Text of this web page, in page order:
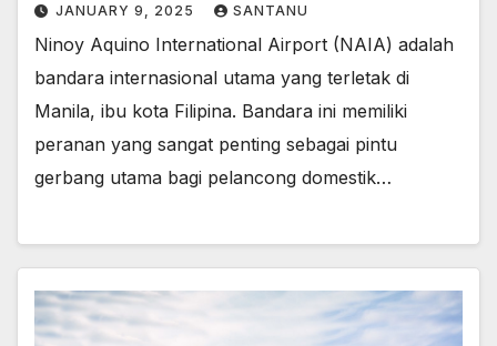
JANUARY 9, 2025 SANTANU
Ninoy Aquino International Airport (NAIA) adalah
bandara internasional utama yang terletak di
Manila, ibu kota Filipina. Bandara ini memiliki
peranan yang sangat penting sebagai pintu
gerbang utama bagi pelancong domestik…